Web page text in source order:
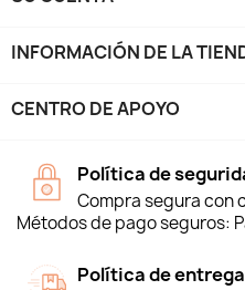
INFORMACIÓN DE LA
CENTRO DE APOYO
Política de
Compra segura con
Métodos de pago seguros:
Política de entrega